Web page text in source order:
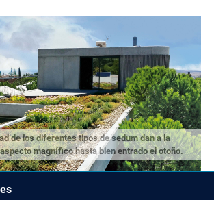
de los diferentes tipos de sedum dan a la
magnífico hasta bien entrado el otoño.